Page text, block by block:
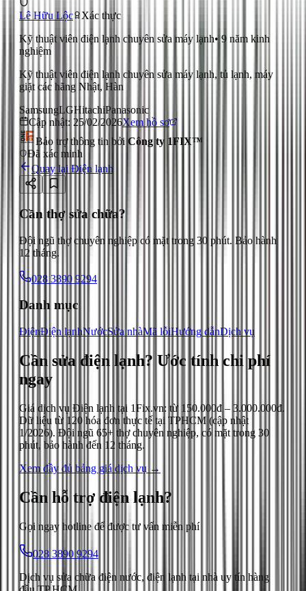
Lê Hữu Lộc
Xác thực
Kỹ thuật viên điện lạnh chuyên sửa máy lạnh• 9 năm kinh
nghiệm
Kỹ thuật viên điện lạnh chuyên sửa máy lạnh, tủ lạnh, máy
giặt các hãng Nhật, Hàn
SamsungLGHitachiPanasonic
Cập nhật: 25/02/2026Xem hồ sơ
Bảo trợ thông tin bởi Công ty 1FIX™
Đã xác minh
Quay lại Điện lạnh
Cần thợ sửa chữa?
Đội ngũ thợ chuyên nghiệp có mặt trong 30 phút. Bảo hành
12 tháng.
028 3890 9294
Danh mục
ĐiệnĐiện lạnhNướcSửa nhàMã lỗiHướng dẫnDịch vụ
Cần sửa điện lạnh? Ước tính chi phí
ngay
Giá dịch vụ Điện lạnh tại 1Fix.vn: từ 150.000đ– 3.000.000đ.
Dữ liệu từ 120 hóa đơn thực tế tại TPHCM (cập nhật
1/2026). Đội ngũ 65+ thợ chuyên nghiệp, có mặt trong 30
phút, bảo hành đến 12 tháng.
Xem đầy đủ bảng giá dịch vụ →
Cần hỗ trợ điện lạnh?
Gọi ngay hotline để được tư vấn miễn phí
028 3890 9294
Dịch vụ sửa chữa điện nước, điện lạnh tại nhà uy tín hàng